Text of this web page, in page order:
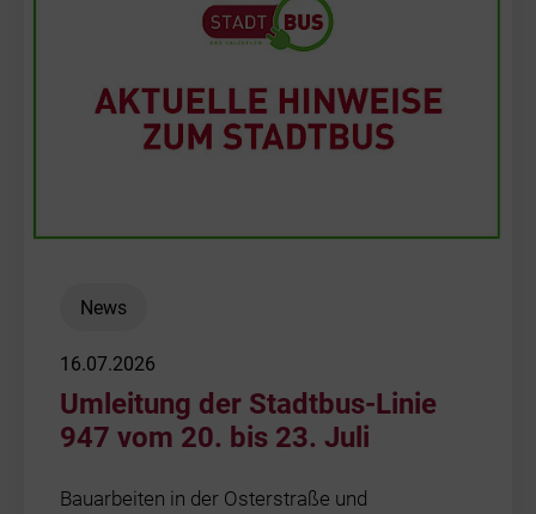
News
16.07.2026
Umleitung der Stadtbus-Linie
947 vom 20. bis 23. Juli
Bauarbeiten in der Osterstraße und